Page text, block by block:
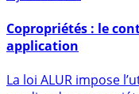
Copropriétés : le